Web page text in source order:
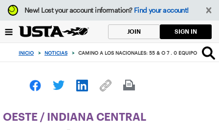
Enfoque
desde
botón
volver
principio
New!Lost your account information? Find your account!
JOIN SIGN IN
INICIO > NOTICIAS > CAMINO A LOS NACIONALES: 55 & O 7 . 0 EQUIPO
OESTE / INDIANA CENTRAL